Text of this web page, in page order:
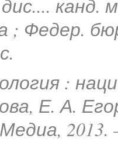
канд.
; Федер.
:
Е. А.
2013.